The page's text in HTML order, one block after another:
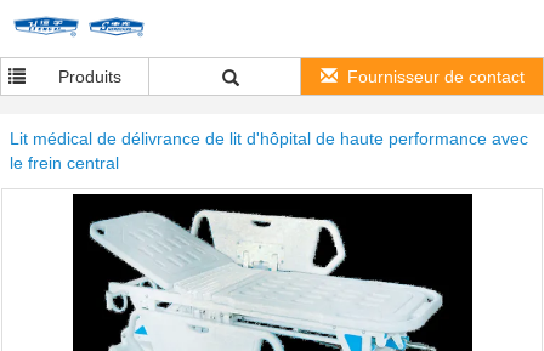
Produits Fournisseur de contact
Lit médical de délivrance de lit d'hôpital de haute performance avec
le frein central